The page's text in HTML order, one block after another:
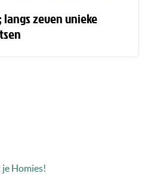
zeven unieke
je Homies!